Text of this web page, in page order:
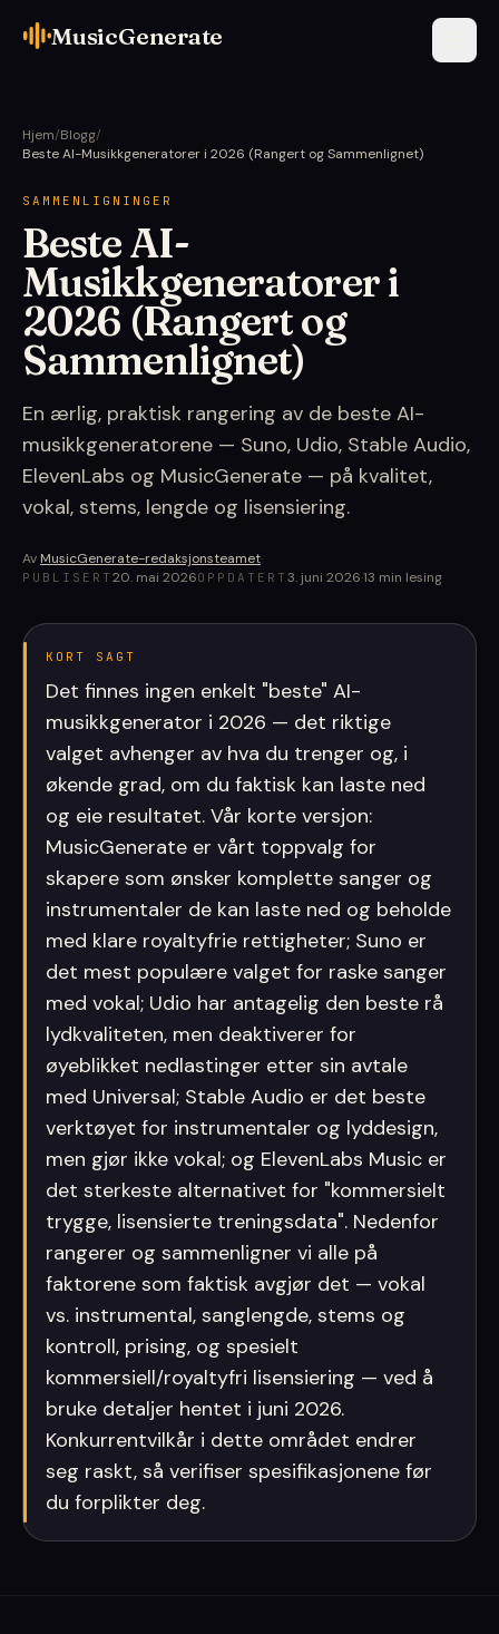
MusicGenerate
Hjem/Blogg/
Beste AI-Musikkgeneratorer i 2026 (Rangert og Sammenlignet)
SAMMENLIGNINGER
Beste AI-
Musikkgeneratorer i
2026 (Rangert og
Sammenlignet)
En ærlig, praktisk rangering av de beste AI-
musikkgeneratorene — Suno, Udio, Stable Audio,
ElevenLabs og MusicGenerate — på kvalitet,
vokal, stems, lengde og lisensiering.
Av MusicGenerate-redaksjonsteamet·
PUBLISERT 20. mai 2026OPPDATERT 3. juni 2026·13 min lesing
KORT SAGT
Det finnes ingen enkelt "beste" AI-
musikkgenerator i 2026 — det riktige
valget avhenger av hva du trenger og, i
økende grad, om du faktisk kan laste ned
og eie resultatet. Vår korte versjon:
MusicGenerate er vårt toppvalg for
skapere som ønsker komplette sanger og
instrumentaler de kan laste ned og beholde
med klare royaltyfrie rettigheter; Suno er
det mest populære valget for raske sanger
med vokal; Udio har antagelig den beste rå
lydkvaliteten, men deaktiverer for
øyeblikket nedlastinger etter sin avtale
med Universal; Stable Audio er det beste
verktøyet for instrumentaler og lyddesign,
men gjør ikke vokal; og ElevenLabs Music er
det sterkeste alternativet for "kommersielt
trygge, lisensierte treningsdata". Nedenfor
rangerer og sammenligner vi alle på
faktorene som faktisk avgjør det — vokal
vs. instrumental, sanglengde, stems og
kontroll, prising, og spesielt
kommersiell/royaltyfri lisensiering — ved å
bruke detaljer hentet i juni 2026.
Konkurrentvilkår i dette området endrer
seg raskt, så verifiser spesifikasjonene før
du forplikter deg.